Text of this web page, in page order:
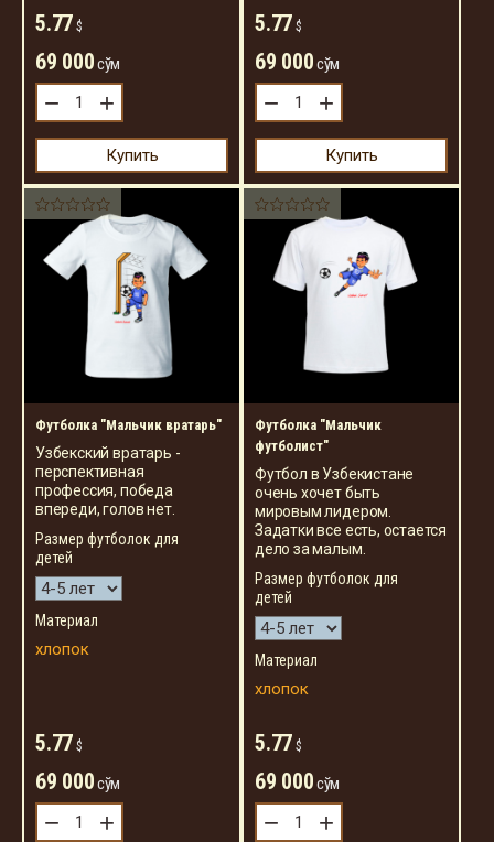
5.77 $
69 000сўм
− +
Купить
5.77 $
69 000сўм
− +
Купить
Футболка "Мальчик вратарь"
Узбекский вратарь -
перспективная
профессия, победа
впереди, голов нет.
Размер футболок для
детей
Материал
хлопок
5.77 $
69 000сўм
− +
Футболка "Мальчик
футболист"
Футбол в Узбекистане
очень хочет быть
мировым лидером.
Задатки все есть, остается
дело за малым.
Размер футболок для
детей
Материал
хлопок
5.77 $
69 000сўм
− +